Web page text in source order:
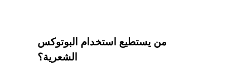
من يستطيع استخدام البوتوكس
الشعرية؟